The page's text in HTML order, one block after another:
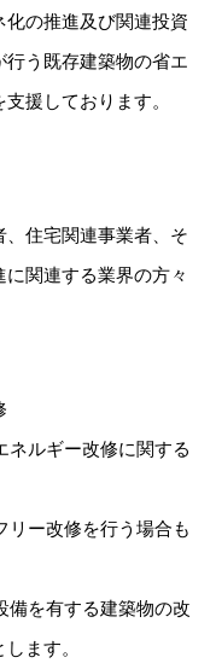
の推進及び関連投資
う既存建築物の省エ
援しております。
住宅関連事業者、そ
関連する業界の方々
ルギー改修に関する
ー改修を行う場合も
を有する建築物の改
ます。